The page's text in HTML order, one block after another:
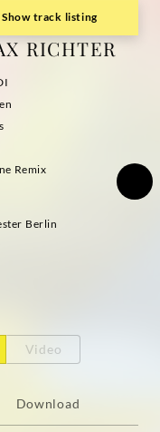
Show track listing
RICHTER
Remix
Berlin
Video
Download